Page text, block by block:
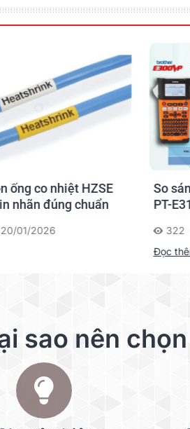
ống co nhiệt HZSE
nhãn đúng chuẩn
20/01/2026
So
PT-
322
Đọc
sao nên